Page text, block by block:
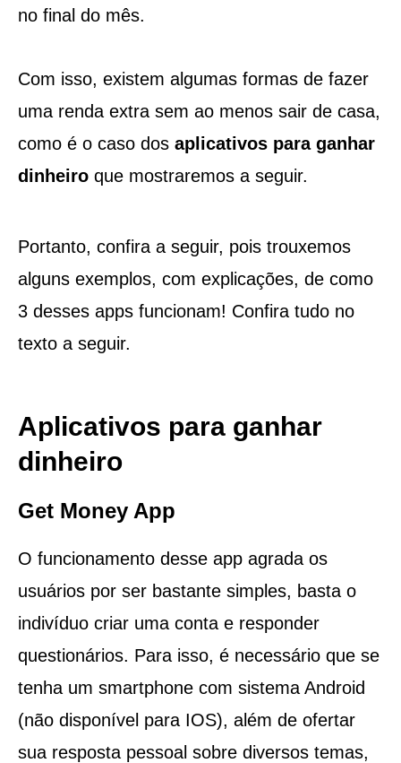
no final do mês.
Com isso, existem algumas formas de fazer
uma renda extra sem ao menos sair de casa,
como é o caso dos aplicativos para ganhar
dinheiro que mostraremos a seguir.
Portanto, confira a seguir, pois trouxemos
alguns exemplos, com explicações, de como
3 desses apps funcionam! Confira tudo no
texto a seguir.
Aplicativos para ganhar
dinheiro
Get Money App
O funcionamento desse app agrada os
usuários por ser bastante simples, basta o
indivíduo criar uma conta e responder
questionários. Para isso, é necessário que se
tenha um smartphone com sistema Android
(não disponível para IOS), além de ofertar
sua resposta pessoal sobre diversos temas,